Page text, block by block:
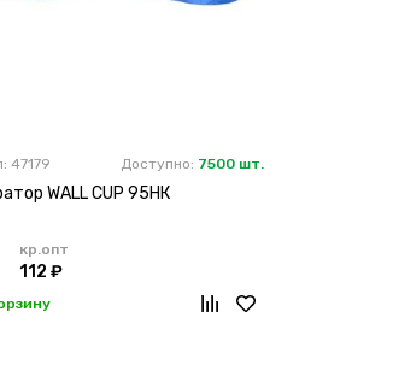
47179 Доступно: 7500 шт.
WALL CUP 95HК
кр.опт
112 ₽